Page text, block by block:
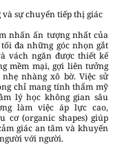
và sự chuyển tiếp thị giác
nhấn ấn tượng nhất của
đa những góc nhọn gắt
vách ngăn được thiết kế
mềm mại, gợi liên tưởng
nhàng xô bờ. Việc sử
chỉ mang tính thẩm mỹ
lý học không gian sâu
làm việc áp lực cao,
(organic shapes) giúp
giác an tâm và khuyến
với người.